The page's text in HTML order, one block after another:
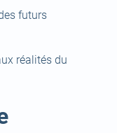
futurs
réalités du